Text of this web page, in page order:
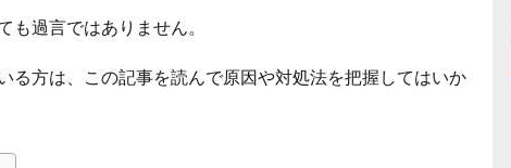
も過言ではありません。
る方は、この記事を読んで原因や対処法を把握してはいか